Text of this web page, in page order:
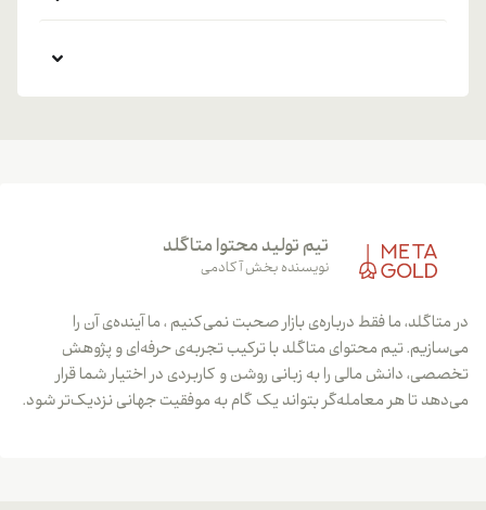
تیم تولید محتوا متاگلد
نویسنده بخش آکادمی
در متاگلد، ما فقط درباره‌ی بازار صحبت نمی‌کنیم ، ما آینده‌ی آن را
می‌سازیم. تیم محتوای متاگلد با ترکیب تجربه‌ی حرفه‌ای و پژوهش
تخصصی، دانش مالی را به زبانی روشن و کاربردی در اختیار شما قرار
می‌دهد تا هر معامله‌گر بتواند یک گام به موفقیت جهانی نزدیک‌تر شود.